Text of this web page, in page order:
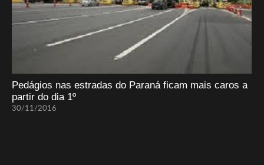
Pedágios nas estradas do Paraná ficam mais caros a
partir do dia 1º
30/11/2016